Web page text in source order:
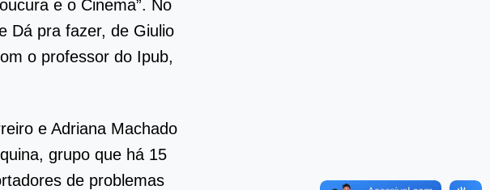
e o Cinema”. No
Dá pra fazer, de Giulio
o professor do Ipub,
e Adriana Machado
grupo que há 15
de problemas